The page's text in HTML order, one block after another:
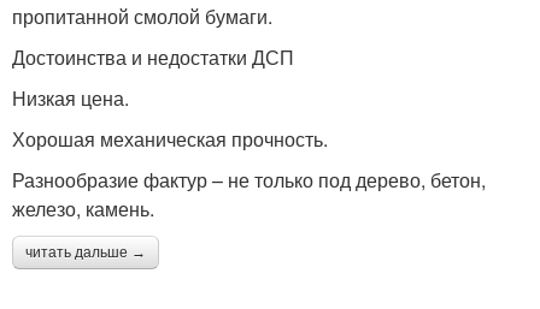
пропитанной смолой бумаги.
Достоинства и недостатки ДСП
Низкая цена.
Хорошая механическая прочность.
Разнообразие фактур – не только под дерево, бетон,
железо, камень.
читать дальше →